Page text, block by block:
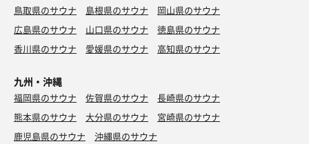
鳥取県のサウナ 島根県のサウナ
岡山県のサウナ
広島県のサウナ
山口県のサウナ
徳島県のサウナ
香川県のサウナ
愛媛県のサウナ 高知県のサウナ
九州・沖縄
福岡県のサウナ 佐賀県のサウナ
長崎県のサウナ
熊本県のサウナ
大分県のサウナ
宮崎県のサウナ
鹿児島県のサウナ
沖縄県のサウナ